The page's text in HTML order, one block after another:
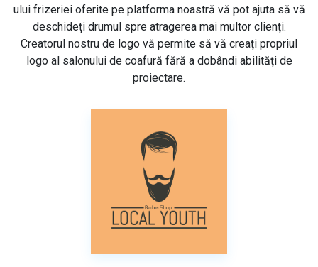
ului frizeriei oferite pe platforma noastră vă pot ajuta să vă
deschideți drumul spre atragerea mai multor clienți.
Creatorul nostru de logo vă permite să vă creați propriul
logo al salonului de coafură fără a dobândi abilități de
proiectare.